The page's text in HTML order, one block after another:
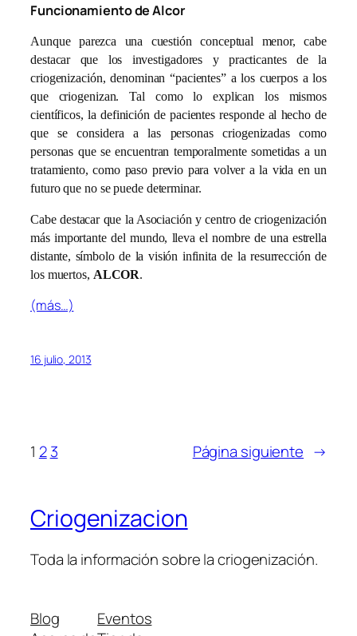
Funcionamiento de Alcor
Aunque parezca una cuestión conceptual menor, cabe
destacar que los investigadores y practicantes de la
criogenización, denominan “pacientes” a los cuerpos a los
que criogenizan. Tal como lo explican los mismos
científicos, la definición de pacientes responde al hecho de
que se considera a las personas criogenizadas como
personas que se encuentran temporalmente sometidas a un
tratamiento, como paso previo para volver a la vida en un
futuro que no se puede determinar.
Cabe destacar que la Asociación y centro de criogenización
más importante del mundo, lleva el nombre de una estrella
distante, símbolo de la visión infinita de la resurrección de
los muertos, ALCOR.
(más…)
16 julio, 2013
1 2 3 Página siguiente →
Criogenizacion
Toda la información sobre la criogenización.
Blog
Eventos